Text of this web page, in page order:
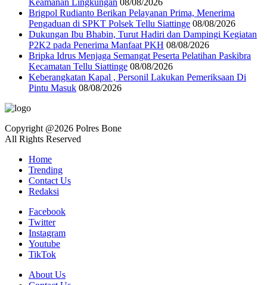
Keamanan Lingkungan 08/08/2026
Brigpol Rudianto Berikan Pelayanan Prima, Menerima
Pengaduan di SPKT Polsek Tellu Siattinge 08/08/2026
Dukungan Ibu Bhabin, Turut Hadiri dan Dampingi Kegiatan
P2K2 pada Penerima Manfaat PKH 08/08/2026
Bripka Idrus Menjaga Semangat Peserta Pelatihan Paskibra
Kecamatan Tellu Siattinge 08/08/2026
Keberangkatan Kapal , Personil Lakukan Pemeriksaan Di
Pintu Masuk 08/08/2026
Copyright @2026 Polres Bone
All Rights Reserved
Home
Trending
Contact Us
Redaksi
Facebook
Twitter
Instagram
Youtube
TikTok
About Us